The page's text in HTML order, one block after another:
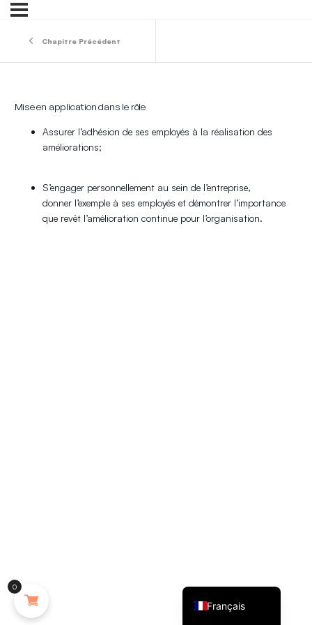
Chapitre Précédent
Mise en application dans le rôle
Assurer l’adhésion de ses employés à la réalisation des
améliorations;
S’engager personnellement au sein de l’entreprise,
donner l’exemple à ses employés et démontrer l’importance
que revêt l’amélioration continue pour l’organisation.
0
Français